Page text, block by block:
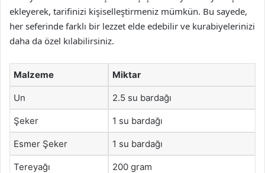
ekleyerek, tarifinizi kişiselleştirmeniz mümkün. Bu sayede,
her seferinde farklı bir lezzet elde edebilir ve kurabiyelerinizi
daha da özel kılabilirsiniz.
Malzeme Miktar
Un 2.5 su bardağı
Şeker 1 su bardağı
Esmer Şeker 1 su bardağı
Tereyağı 200 gram